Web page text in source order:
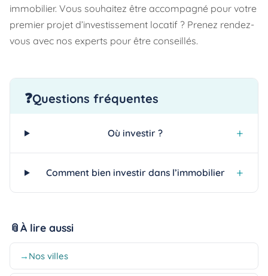
immobilier. Vous souhaitez être accompagné pour votre
premier projet d’investissement locatif ? Prenez rendez-
vous avec nos experts pour être conseillés.
Questions fréquentes
Où investir ?
Comment bien investir dans l’immobilier
À lire aussi
Nos villes